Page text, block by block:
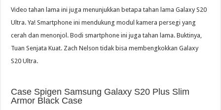
Video tahan lama ini juga menunjukkan betapa tahan lama Galaxy S20
Ultra. Ya! Smartphone ini mendukung modul kamera persegi yang
cerah dan menonjol. Bodi smartphone ini juga tahan lama. Buktinya,
Tuan Senjata Kuat. Zach Nelson tidak bisa membengkokkan Galaxy
S20 Ultra.
Case Spigen Samsung Galaxy S20 Plus Slim
Armor Black Case